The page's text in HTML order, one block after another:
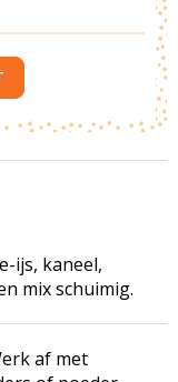
ijs, kaneel,
mix schuimig.
af met